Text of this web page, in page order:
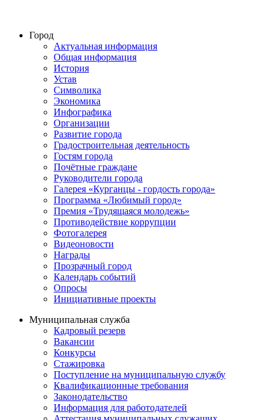
Город
Актуальная информация
Общая информация
История
Устав
Символика
Экономика
Инфографика
Организации
Развитие города
Градостроительная деятельность
Гостям города
Почётные граждане
Руководители города
Галерея «Курганцы - гордость города»
Программа «Любимый город»
Премия «Трудящаяся молодежь»
Противодействие коррупции
Фотогалерея
Видеоновости
Награды
Прозрачный город
Календарь событий
Опросы
Инициативные проекты
Муниципальная служба
Кадровый резерв
Вакансии
Конкурсы
Стажировка
Поступление на муниципальную службу
Квалификационные требования
Законодательство
Информация для работодателей